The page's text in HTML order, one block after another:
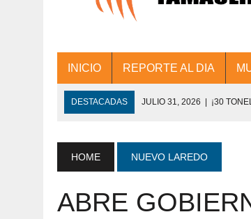
INICIO REPORTE AL DIA
DESTACADAS JULIO 31, 2026 | ¡30
JULIO 30, 2026 | 💧🚰 ¡AGUA PARA LA
JULIO 30, 2026 ¡TRABAJO EN EQUIPO Y
HOME NUEVO LAREDO
ABRE